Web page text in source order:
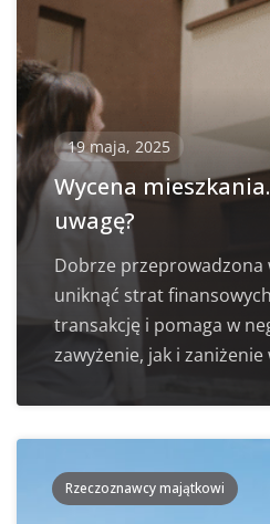
19 maja, 2025
Wycena
uwagę?
Dobrze przeprowadzona
uniknąć strat
transakcję i pomaga w
zawyżenie, jak i
Rzeczoznawcy majątkowi